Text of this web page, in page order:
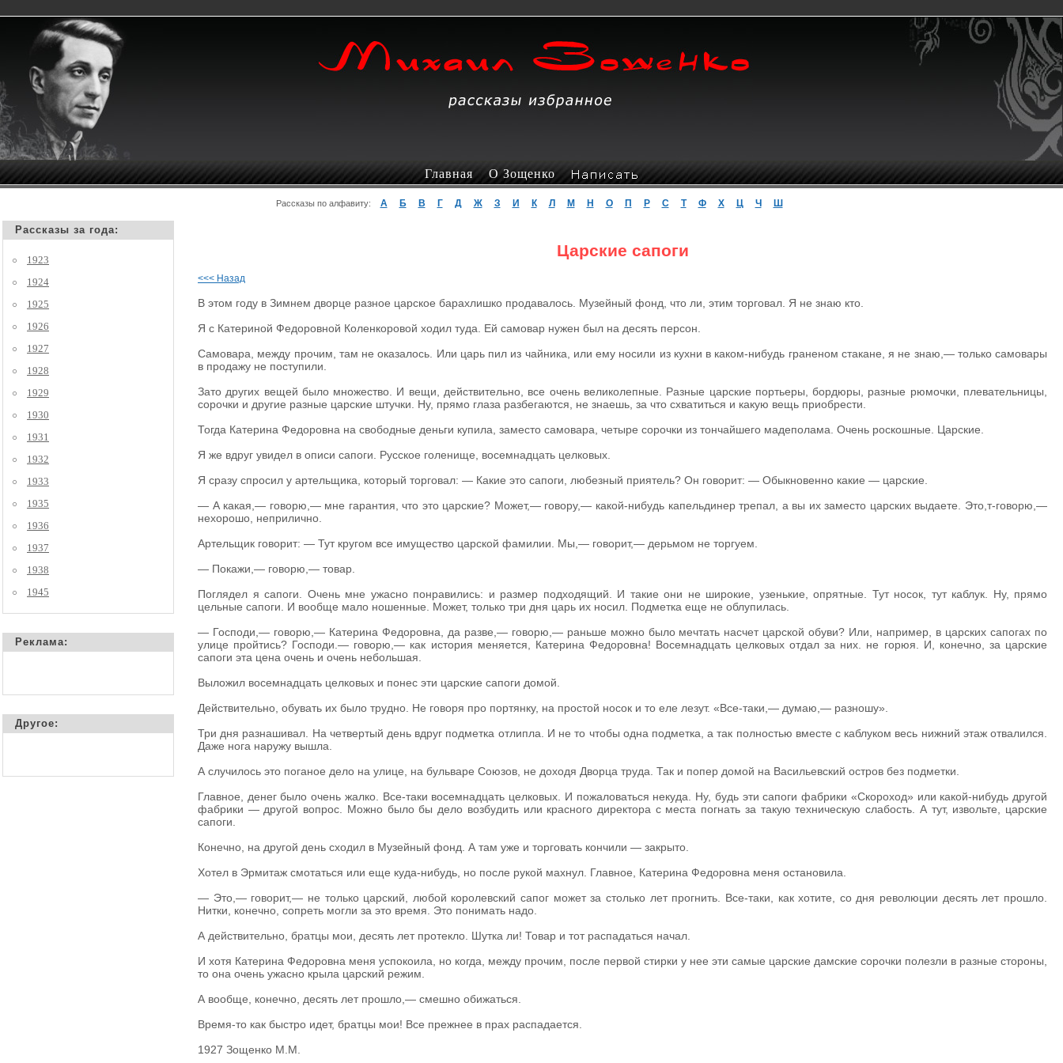
Главная О Зощенко
Рассказы по алфавиту: А Б В Г Д Ж З И К Л М Н О П Р С Т Ф Х Ц Ч Ш
Рассказы за года:
1923
1924
1925
1926
1927
1928
1929
1930
1931
1932
1933
1935
1936
1937
1938
1945
Реклама:
Другое:
Царские сапоги
<<< Назад
В этом году в Зимнем дворце разное царское барахлишко продавалось. Музейный фонд, что ли, этим торговал. Я не знаю кто.
Я с Катериной Федоровной Коленкоровой ходил туда. Ей самовар нужен был на десять персон.
Самовара, между прочим, там не оказалось. Или царь пил из чайника, или ему носили из кухни в каком-нибудь граненом стакане, я не знаю,— только самовары
в продажу не поступили.
Зато других вещей было множество. И вещи, действительно, все очень великолепные. Разные царские портьеры, бордюры, разные рюмочки, плевательницы,
сорочки и другие разные царские штучки. Ну, прямо глаза разбегаются, не знаешь, за что схватиться и какую вещь приобрести.
Тогда Катерина Федоровна на свободные деньги купила, заместо самовара, четыре сорочки из тончайшего мадеполама. Очень роскошные. Царские.
Я же вдруг увидел в описи сапоги. Русское голенище, восемнадцать целковых.
Я сразу спросил у артельщика, который торговал: — Какие это сапоги, любезный приятель? Он говорит: — Обыкновенно какие — царские.
— А какая,— говорю,— мне гарантия, что это царские? Может,— говору,— какой-нибудь капельдинер трепал, а вы их заместо царских выдаете. Это,т-говорю,—
нехорошо, неприлично.
Артельщик говорит: — Тут кругом все имущество царской фамилии. Мы,— говорит,— дерьмом не торгуем.
— Покажи,— говорю,— товар.
Поглядел я сапоги. Очень мне ужасно понравились: и размер подходящий. И такие они не широкие, узенькие, опрятные. Тут носок, тут каблук. Ну, прямо
цельные сапоги. И вообще мало ношенные. Может, только три дня царь их носил. Подметка еще не облупилась.
— Господи,— говорю,— Катерина Федоровна, да разве,— говорю,— раньше можно было мечтать насчет царской обуви? Или, например, в царских сапогах по
улице пройтись? Господи.— говорю,— как история меняется, Катерина Федоровна! Восемнадцать целковых отдал за них. не горюя. И, конечно, за царские
сапоги эта цена очень и очень небольшая.
Выложил восемнадцать целковых и понес эти царские сапоги домой.
Действительно, обувать их было трудно. Не говоря про портянку, на простой носок и то еле лезут. «Все-таки,— думаю,— разношу».
Три дня разнашивал. На четвертый день вдруг подметка отлипла. И не то чтобы одна подметка, а так полностью вместе с каблуком весь нижний этаж отвалился.
Даже нога наружу вышла.
А случилось это поганое дело на улице, на бульваре Союзов, не доходя Дворца труда. Так и попер домой на Васильевский остров без подметки.
Главное, денег было очень жалко. Все-таки восемнадцать целковых. И пожаловаться некуда. Ну, будь эти сапоги фабрики «Скороход» или какой-нибудь другой
фабрики — другой вопрос. Можно было бы дело возбудить или красного директора с места погнать за такую техническую слабость. А тут, извольте, царские
сапоги.
Конечно, на другой день сходил в Музейный фонд. А там уже и торговать кончили — закрыто.
Хотел в Эрмитаж смотаться или еще куда-нибудь, но после рукой махнул. Главное, Катерина Федоровна меня остановила.
— Это,— говорит,— не только царский, любой королевский сапог может за столько лет прогнить. Все-таки, как хотите, со дня революции десять лет прошло.
Нитки, конечно, сопреть могли за это время. Это понимать надо.
А действительно, братцы мои, десять лет протекло. Шутка ли! Товар и тот распадаться начал.
И хотя Катерина Федоровна меня успокоила, но когда, между прочим, после первой стирки у нее эти самые царские дамские сорочки полезли в разные стороны,
то она очень ужасно крыла царский режим.
А вообще, конечно, десять лет прошло,— смешно обижаться.
Время-то как быстро идет, братцы мои! Все прежнее в прах распадается.
1927 Зощенко М.М.